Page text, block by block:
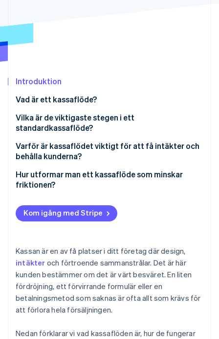
Introduktion
Vad är ett kassaflöde?
Vilka är de viktigaste stegen i ett
standardkassaflöde?
Granskning av kundvagnen
Fakturerings- och betalningsuppgifter
Bekräftelse
Varför är kassaflödet viktigt för att få intäkter och
behålla kunderna?
Hur utformar man ett kassaflöde som minskar
friktionen?
Rensa i röran
Kräv inte ett konto
Erbjud rätt betalningsmetoder
Optimera för mobil
Visa en tydlig väg framåt och ge tydliga signaler
Minska distraktioner
Se till att processen är snabb och pålitlig
Kom igång med Stripe
Kassan är en av få platser i ditt företag där design,
intäkter och förtroende sammanstrålar. Det är här
kunden bestämmer om det är värt besväret. En liten
fördröjning, ett förvirrande formulär eller en
betalningsmetod som saknas är ofta allt som krävs för
att förlora hela försäljningen.
Nedan förklarar vi vad kassaflöden är, hur de fungerar